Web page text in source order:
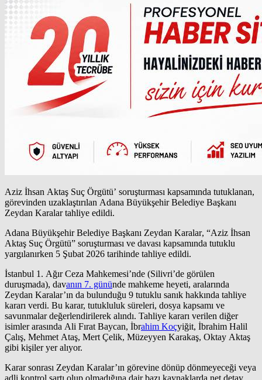
Aziz İhsan Aktaş Suç Örgütü’ soruşturması kapsamında tutuklanan,
görevinden uzaklaştırılan Adana Büyükşehir Belediye Başkanı
Zeydan Karalar tahliye edildi.
Adana Büyükşehir Belediye Başkanı Zeydan Karalar, “Aziz İhsan
Aktaş Suç Örgütü” soruşturması ve davası kapsamında tutuklu
yargılanırken 5 Şubat 2026 tarihinde tahliye edildi.
İstanbul 1. Ağır Ceza Mahkemesi’nde (Silivri’de görülen
duruşmada), davanın 7. gününde mahkeme heyeti, aralarında
Zeydan Karalar’ın da bulunduğu 9 tutuklu sanık hakkında tahliye
kararı verdi. Bu karar, tutukluluk süreleri, dosya kapsamı ve
savunmalar değerlendirilerek alındı. Tahliye kararı verilen diğer
isimler arasında Ali Fırat Baycan, İbrahim Koçyiğit, İbrahim Halil
Çalış, Mehmet Ataş, Mert Çelik, Müzeyyen Karakaş, Oktay Aktaş
gibi kişiler yer alıyor.
Karar sonrası Zeydan Karalar’ın görevine dönüp dönmeyeceği veya
adli kontrol şartı olup olmadığına dair bazı kaynaklarda net detay